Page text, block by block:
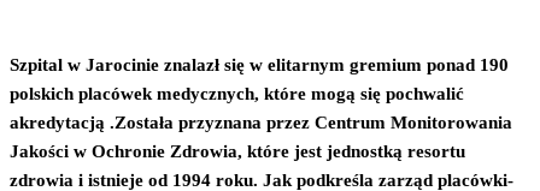
Szpital w Jarocinie znalazł się w elitarnym gremium ponad 190
polskich placówek medycznych, które mogą się pochwalić
akredytacją .Została przyznana przez Centrum Monitorowania
Jakości w Ochronie Zdrowia, które jest jednostką resortu
zdrowia i istnieje od 1994 roku. Jak podkreśla zarząd placówki-